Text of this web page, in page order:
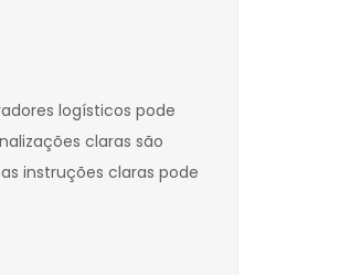
logísticos pode
claras são
instruções claras pode